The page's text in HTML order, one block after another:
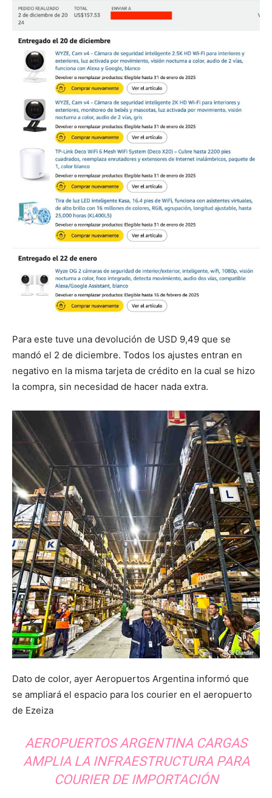
Para este tuve una devolución de USD 9,49 que se
mandó el 2 de diciembre. Todos los ajustes entran en
negativo en la misma tarjeta de crédito en la cual se hizo
la compra, sin necesidad de hacer nada extra.
Dato de color, ayer Aeropuertos Argentina informó que
se ampliará el espacio para los courier en el aeropuerto
de Ezeiza
AEROPUERTOS ARGENTINA CARGAS
AMPLIA LA INFRAESTRUCTURA PARA
COURIER DE IMPORTACIÓN